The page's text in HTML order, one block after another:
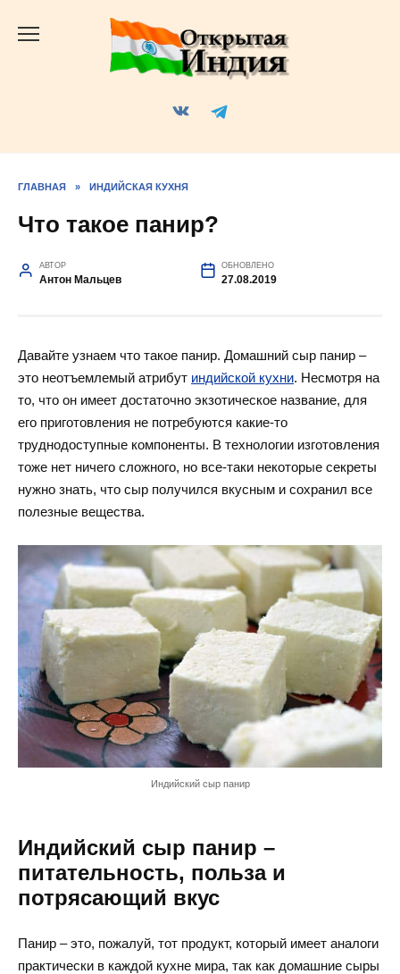
ГЛАВНАЯ » ИНДИЙСКАЯ КУХНЯ
Что такое панир?
АВТОР
Антон Мальцев
ОБНОВЛЕНО
27.08.2019
Давайте узнаем что такое панир. Домашний сыр панир –
это неотъемлемый атрибут индийской кухни. Несмотря на
то, что он имеет достаточно экзотическое название, для
его приготовления не потребуются какие-то
труднодоступные компоненты. В технологии изготовления
тоже нет ничего сложного, но все-таки некоторые секреты
нужно знать, что сыр получился вкусным и сохранил все
полезные вещества.
Индийский сыр панир
Индийский сыр панир –
питательность, польза и
потрясающий вкус
Панир – это, пожалуй, тот продукт, который имеет аналоги
практически в каждой кухне мира, так как домашние сыры